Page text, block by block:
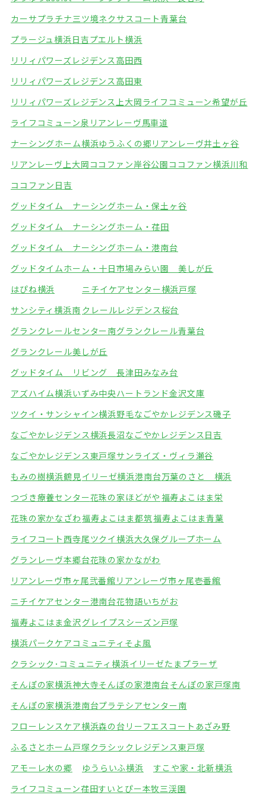
カーサプラチナ三ツ境ネクサスコート青葉台
プラージュ横浜日吉プエルト横浜
リリィパワーズレジデンス高田西
リリィパワーズレジデンス高田東
リリィパワーズレジデンス上大岡ライフコミューン希望が丘
ライフコミューン泉 リアンレーヴ馬車道
ナーシングホーム横浜ゆうふくの郷 リアンレーヴ井土ヶ谷
リアンレーヴ上大岡ココファン岸谷公園ココファン横浜川和
ココファン日吉
グッドタイム ナーシングホーム・保土ヶ谷
グッドタイム ナーシングホーム・荏田
グッドタイム ナーシングホーム・港南台
グッドタイムホーム・十日市場みらい園 美しが丘
はぴね横浜
ニチイケアセンター横浜戸塚
サンシティ横浜南 クレールレジデンス桜台
グランクレールセンター南グランクレール青葉台
グランクレール美しが丘
グッドタイム リビング 長津田みなみ台
アズハイム横浜いずみ中央ハートランド金沢文庫
ツクイ・サンシャイン横浜野毛なごやかレジデンス磯子
なごやかレジデンス横浜長沼なごやかレジデンス日吉
なごやかレジデンス東戸塚サンライズ・ヴィラ瀬谷
もみの樹横浜鶴見イリーゼ横浜港南台万葉のさと 横浜
つづき療養センター花珠の家ほどがや 福寿よこはま栄
花珠の家かなざわ福寿よこはま都筑福寿よこはま青葉
ライフコート西寺尾ツクイ横浜大久保グループホーム
グランレーヴ本郷台花珠の家かながわ
リアンレーヴ市ヶ尾弐番館 リアンレーヴ市ヶ尾壱番館
ニチイケアセンター港南台花物語いちがお
福寿よこはま金沢 グレイプスシーズン戸塚
横浜パークケアコミュニティそよ風
クラシック･コミュニティ横浜イリーゼたまプラーザ
そんぽの家横浜神大寺そんぽの家港南台そんぽの家戸塚南
そんぽの家横浜港南台プラテシアセンター南
フローレンスケア横浜森の台 リーフエスコートあざみ野
ふるさとホーム戸塚クラシックレジデンス東戸塚
アモーレ水の郷
ゆうらいふ横浜
すこや家・北新横浜
ライフコミューン荏田すいとぴー本牧三渓園